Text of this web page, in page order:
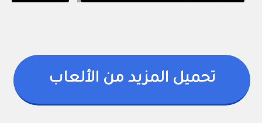
تحميل المزيد من الألعاب